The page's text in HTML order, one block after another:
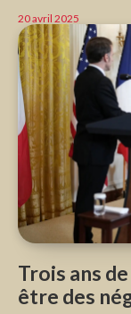
20 avril 2025
Trois ans
être des